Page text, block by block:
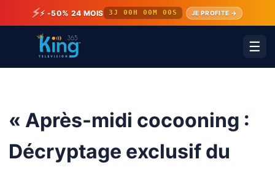
⚡⚡ -50% 24 MOIS 3J 00H 00M 00S JE PROFITE →
☰
« Après-midi cocooning :
Décryptage exclusif du